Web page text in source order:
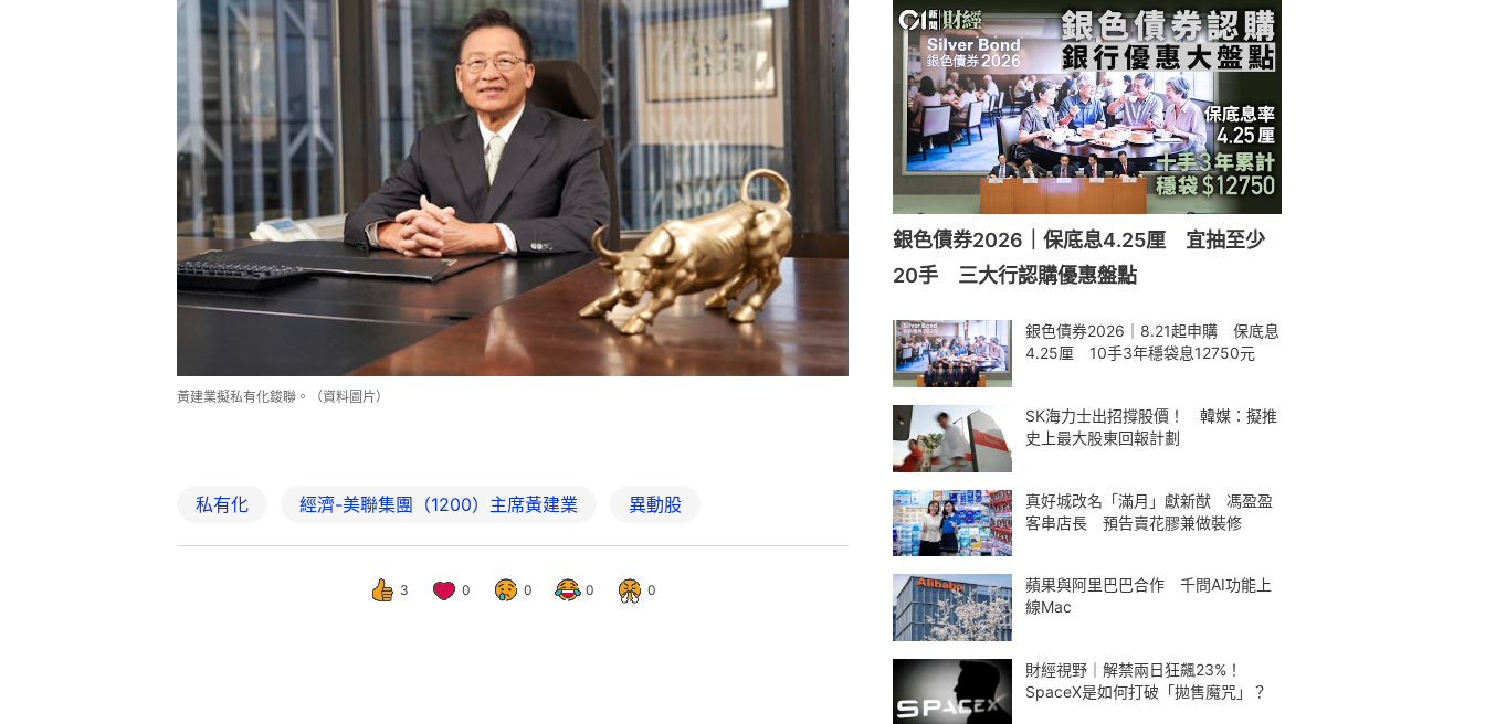
黃建業擬私有化鋑聯。（資料圖片）
私有化 經濟-美聯集團（1200）主席黃建業 異動股
3 0 0 0 0
銀色債券2026｜保底息4.25厘 宜抽至少
20手 三大行認購優惠盤點
銀色債券2026｜8.21起申購 保底息
4.25厘 10手3年穩袋息12750元
SK海力士出招撐股價！ 韓媒：擬推
史上最大股東回報計劃
真好城改名「滿月」獻新猷 馮盈盈
客串店長 預告賣花膠兼做裝修
蘋果與阿里巴巴合作 千問AI功能上
線Mac
財經視野｜解禁兩日狂飆23%！
SpaceX是如何打破「拋售魔咒」？